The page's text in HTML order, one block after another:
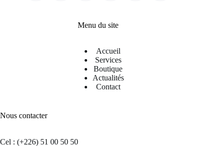
Menu du site
Accueil
Services
Boutique
Actualités
Contact
Nous contacter
Cel : (+226) 51 00 50 50